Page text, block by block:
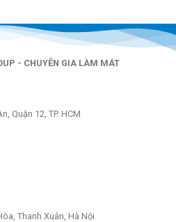
- CHUYÊN GIA LÀM MÁT
Quận 12, TP. HCM
Thanh Xuân, Hà Nội